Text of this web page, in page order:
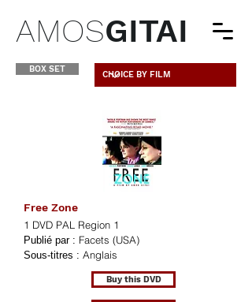
AMOSGITAI
BOX SET
Free Zone
1 DVD PAL Region 1
Publié par : Facets (USA)
Sous-titres : Anglais
Buy this DVD